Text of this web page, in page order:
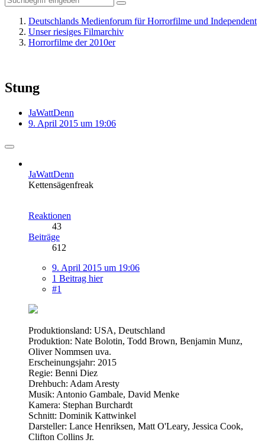
Deutschlands Medienforum für Horrorfilme und Independent
Unser riesiges Filmarchiv
Horrorfilme der 2010er
Stung
JaWattDenn
9. April 2015 um 19:06
JaWattDenn
Kettensägenfreak
Reaktionen
43
Beiträge
612
9. April 2015 um 19:06
1 Beitrag hier
#1
Produktionsland: USA, Deutschland
Produktion: Nate Bolotin, Todd Brown, Benjamin Munz,
Oliver Nommsen uva.
Erscheinungsjahr: 2015
Regie: Benni Diez
Drehbuch: Adam Aresty
Musik: Antonio Gambale, David Menke
Kamera: Stephan Burchardt
Schnitt: Dominik Kattwinkel
Darsteller: Lance Henriksen, Matt O'Leary, Jessica Cook,
Clifton Collins Jr.